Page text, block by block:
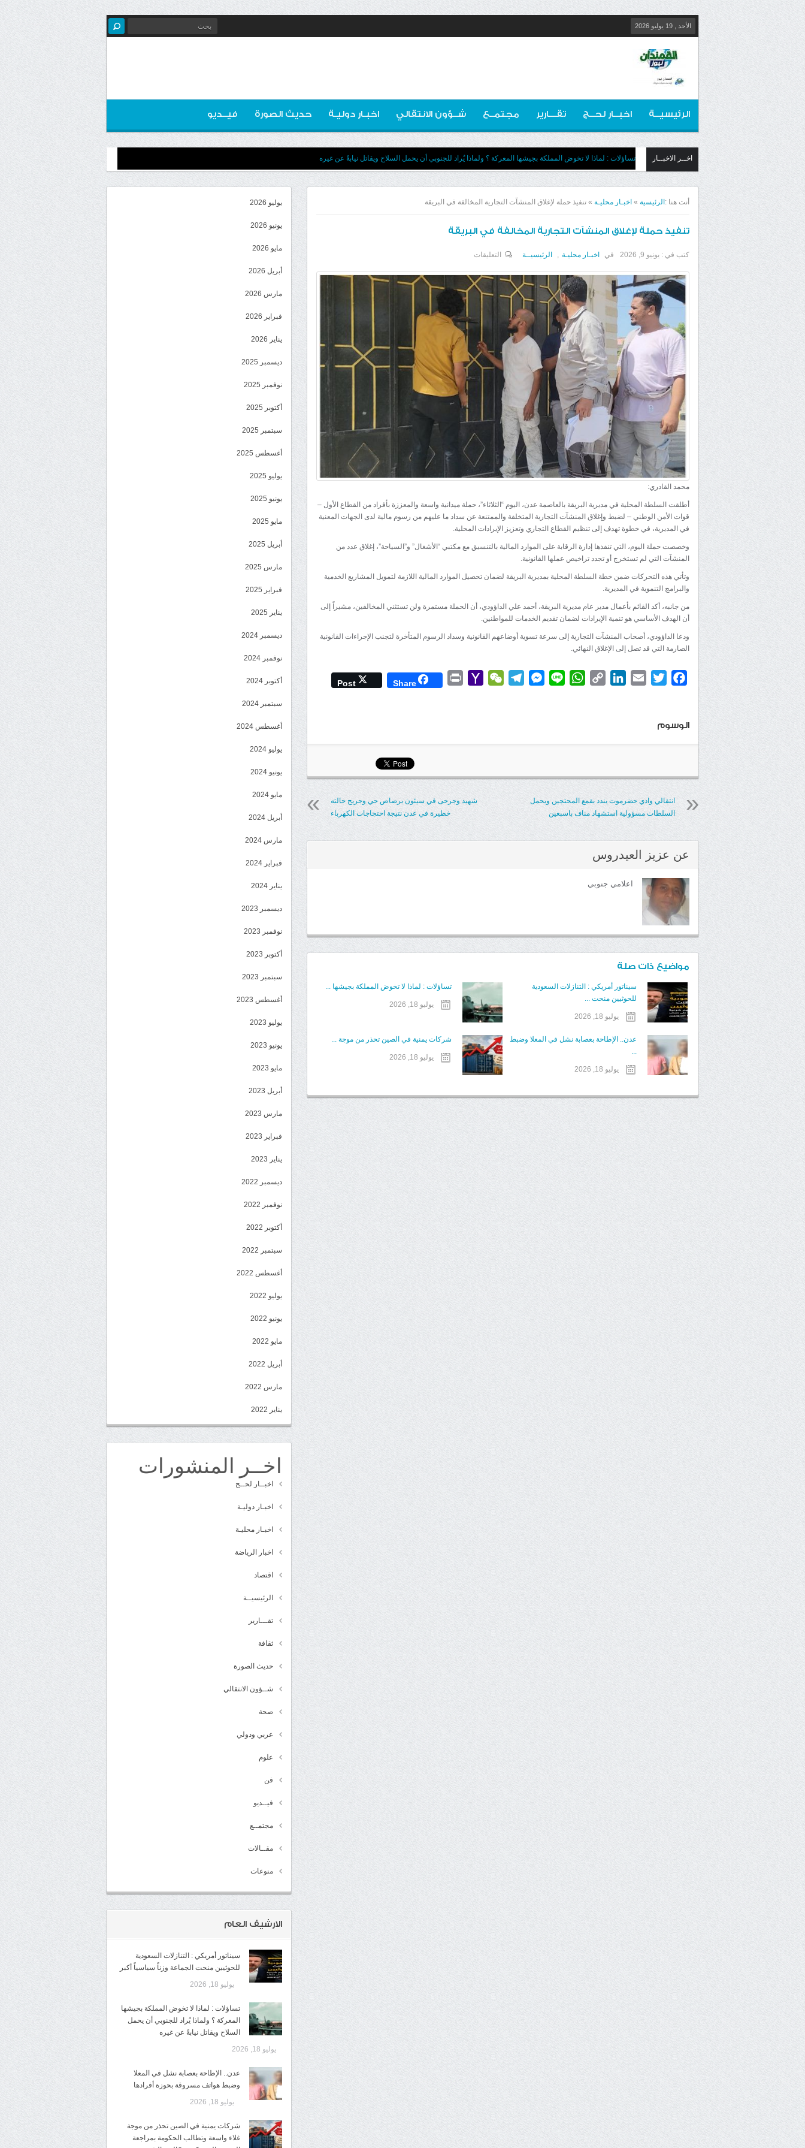
الأحد , 19 يوليو 2026
الرئيسيــة اخبــار لحــج تقـــارير مجتمــع شــؤون الانتقالي اخبـار دوليـة حديث الصورة فيــديو
اخــر الاخبــار تساؤلات : لماذا لا تخوض المملكة بجيشها المعركة ؟ ولماذا يُراد للجنوبي أن يحمل السلاح ويقاتل نيابةً عن غيره
أنت هنا : الرئيسية » اخبـار محليـة » تنفيذ حملة لإغلاق المنشآت التجارية المخالفة في البريقة
تنفيذ حملة لإغلاق المنشآت التجارية المخالفة في البريقة
كتب في : يونيو 9, 2026 في اخبـار محليـة , الرئيسيــة التعليقات
حملة
لإغلاق
المنشآت
التجارية
المخالفة
في
البريقة
مغلقة
محمد القادري:
أطلقت السلطة المحلية في مديرية البريقة بالعاصمة عدن، اليوم “الثلاثاء”، حملة ميدانية واسعة والمعززة بأفراد من القطاع الأول –
قوات الأمن الوطني – لضبط وإغلاق المنشآت التجارية المتخلفة والممتنعة عن سداد ما عليهم من رسوم مالية لدى الجهات المعنية
في المديرية، في خطوة تهدف إلى تنظيم القطاع التجاري وتعزيز الإيرادات المحلية.
وخصصت حملة اليوم، التي تنفذها إدارة الرقابة على الموارد المالية بالتنسيق مع مكتبي “الأشغال” و”السياحة”، إغلاق عدد من
المنشآت التي لم تستخرج أو تجدد تراخيص عملها القانونية.
وتأتي هذه التحركات ضمن خطة السلطة المحلية بمديرية البريقة لضمان تحصيل الموارد المالية اللازمة لتمويل المشاريع الخدمية
والبرامج التنموية في المديرية.
من جانبه، أكد القائم بأعمال مدير عام مديرية البريقة، أحمد علي الداؤودي، أن الحملة مستمرة ولن تستثني المخالفين، مشيراً إلى
أن الهدف الأساسي هو تنمية الإيرادات لضمان تقديم الخدمات للمواطنين.
ودعا الداؤودي، أصحاب المنشآت التجارية إلى سرعة تسوية أوضاعهم القانونية وسداد الرسوم المتأخرة لتجنب الإجراءات القانونية
الصارمة التي قد تصل إلى الإغلاق النهائي.
Facebook
Twitter
Email
LinkedIn
Copy
WhatsApp
Line
Messenger
Telegram
WeChat
Yahoo
Print
Share
Post
الوسوم
شهيد وجرحى في سيئون برصاص حي وجريح حالته
خطيرة في عدن نتيجة احتجاجات الكهرباء
انتقالي وادي حضرموت يندد بقمع المحتجين ويحمل
السلطات مسؤولية استشهاد مناف باسبعين
عن عزيز العيدروس
اعلامي جنوبي
مواضيع ذات صلة
سيناتور أمريكي : التنازلات السعودية
للحوثيين منحت ...
يوليو 18, 2026
تساؤلات : لماذا لا تخوض المملكة بجيشها ...
يوليو 18, 2026
عدن.. الإطاحة بعصابة نشل في المعلا وضبط
...
يوليو 18, 2026
شركات يمنية في الصين تحذر من موجة ...
يوليو 18, 2026
يوليو 2026
يونيو 2026
مايو 2026
أبريل 2026
مارس 2026
فبراير 2026
يناير 2026
ديسمبر 2025
نوفمبر 2025
أكتوبر 2025
سبتمبر 2025
أغسطس 2025
يوليو 2025
يونيو 2025
مايو 2025
أبريل 2025
مارس 2025
فبراير 2025
يناير 2025
ديسمبر 2024
نوفمبر 2024
أكتوبر 2024
سبتمبر 2024
أغسطس 2024
يوليو 2024
يونيو 2024
مايو 2024
أبريل 2024
مارس 2024
فبراير 2024
يناير 2024
ديسمبر 2023
نوفمبر 2023
أكتوبر 2023
سبتمبر 2023
أغسطس 2023
يوليو 2023
يونيو 2023
مايو 2023
أبريل 2023
مارس 2023
فبراير 2023
يناير 2023
ديسمبر 2022
نوفمبر 2022
أكتوبر 2022
سبتمبر 2022
أغسطس 2022
يوليو 2022
يونيو 2022
مايو 2022
أبريل 2022
مارس 2022
يناير 2022
اخــر المنشورات
اخبــار لحــج
اخبـار دوليـة
اخبـار محليـة
اخبار الرياضة
اقتصاد
الرئيسيــة
تقـــارير
ثقافة
حديث الصورة
شــؤون الانتقالي
صحة
عربي ودولي
علوم
فن
فيــديو
مجتمــع
مقــالات
منوعات
الارشيف العام
سيناتور أمريكي : التنازلات السعودية
للحوثيين منحت الجماعة وزناً سياسياً أكبر
يوليو 18, 2026
تساؤلات : لماذا لا تخوض المملكة بجيشها
المعركة ؟ ولماذا يُراد للجنوبي أن يحمل
السلاح ويقاتل نيابةً عن غيره
يوليو 18, 2026
عدن.. الإطاحة بعصابة نشل في المعلا
وضبط هواتف مسروقة بحوزة أفرادها
يوليو 18, 2026
شركات يمنية في الصين تحذر من موجة
غلاء واسعة وتطالب الحكومة بمراجعة